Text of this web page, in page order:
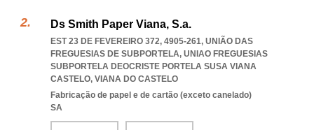
Ds Smith Paper Viana, S.a.
EST 23 DE FEVEREIRO 372, 4905-261, UNIÃO DAS
FREGUESIAS DE SUBPORTELA, UNIAO FREGUESIAS
SUBPORTELA DEOCRISTE PORTELA SUSA VIANA
CASTELO, VIANA DO CASTELO
Fabricação de papel e de cartão (exceto canelado)
SA